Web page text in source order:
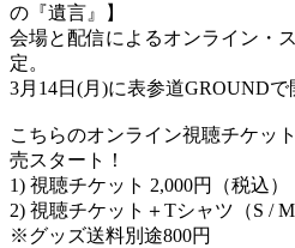
の『遺言』】
会場と配信によるオンライン・
定。
3月14日(月)に表参道GROUNDで
こちらのオンライン視聴チケッ
売スタート！
1) 視聴チケット 2,000円（税込）
2) 視聴チケット＋Tシャツ（S /
※グッズ送料別途800円